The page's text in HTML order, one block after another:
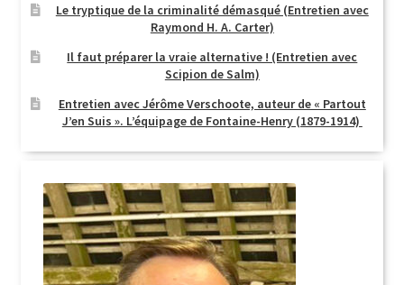
Le tryptique de la criminalité démasqué (Entretien avec
Raymond H. A. Carter)
Il faut préparer la vraie alternative ! (Entretien avec
Scipion de Salm)
Entretien avec Jérôme Verschoote, auteur de « Partout
J’en Suis ». L’équipage de Fontaine-Henry (1879-1914)